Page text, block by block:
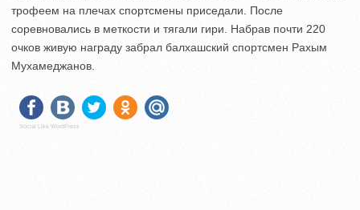
трофеем на плечах спортсмены приседали. После
соревновались в меткости и тягали гири. Набрав почти 220
очков живую награду забрал балхашский спортсмен Рахым
Мухамеджанов.
Social Like WordPress